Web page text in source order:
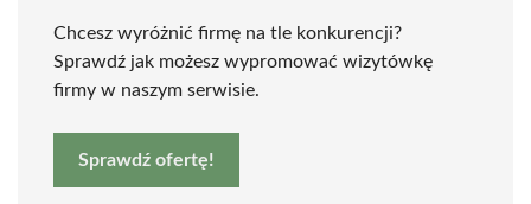
Chcesz wyróżnić firmę na tle konkurencji?
Sprawdź jak możesz wypromować wizytówkę
firmy w naszym serwisie.
Sprawdź ofertę!